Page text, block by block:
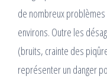
de nombreux
environs. Outre les
(bruits, crainte des
représenter un danger